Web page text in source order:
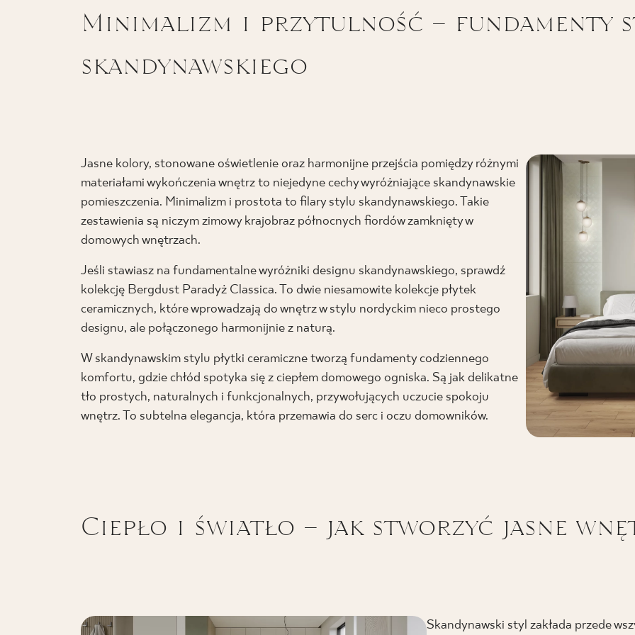
Minimalizm i przytulność – fundamenty
skandynawskiego
Jasne kolory, stonowane oświetlenie oraz harmonijne przejścia pomiędzy różnymi
materiałami wykończenia wnętrz to niejedyne cechy wyróżniające skandynawskie
pomieszczenia. Minimalizm i prostota to filary stylu skandynawskiego. Takie
zestawienia są niczym zimowy krajobraz północnych fiordów zamknięty w
domowych wnętrzach.
Jeśli stawiasz na fundamentalne wyróżniki designu skandynawskiego, sprawdź
kolekcję Bergdust Paradyż Classica. To dwie niesamowite kolekcje płytek
ceramicznych, które wprowadzają do wnętrz w stylu nordyckim nieco prostego
designu, ale połączonego harmonijnie z naturą.
W skandynawskim stylu płytki ceramiczne tworzą fundamenty codziennego
komfortu, gdzie chłód spotyka się z ciepłem domowego ogniska. Są jak delikatne
tło prostych, naturalnych i funkcjonalnych, przywołujących uczucie spokoju
wnętrz. To subtelna elegancja, która przemawia do serc i oczu domowników.
Ciepło i światło – jak stworzyć jasne
Skandynawski styl zakłada przede